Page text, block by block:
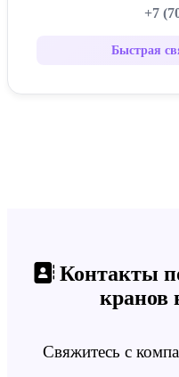
+7
Быстрая
Контакты
кранов
Свяжитесь с